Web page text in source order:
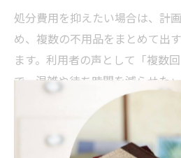
処分費用を抑えたい場合は、計
め、複数の不用品をまとめて出
ます。利用者の声として「複数
で、混雑や待ち時間を減らせた
不用品回収業者を利用する際は
リスクに注意が必要です。大仙